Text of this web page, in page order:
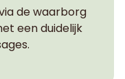
de waarborg
een duidelijk